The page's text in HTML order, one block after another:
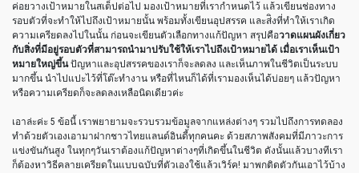
ค่อยวางเป้าหมายในสเต็ปต่อไป มองเป้าหมายที่เรากำหนดไว้ แล้วเขียนช่องทาง
รอบตัวที่จะทำให้ไปถึงเป้าหมายนั้น พร้อมทั้งเขียนอุปสรรค และส่ิงที่ทำให้เราเกิด
ความเครียดลงไปในนั้น ก่อนจะเขียนตัวเลือกทางแก้ปัญหา สรุปคือวาดแผนผังเกี่ยว
กับสิ่งที่มีอยู่รอบตัวที่สามารถนำมาปรับใช้ให้เราไปถึงเป้าหมายได้ เมื่อเราเห็นเป้า
หมายใหญ่ขึ้นปัญหาและอุปสรรคของเราก็จะลดลง และเห็นภาพในชีวิตเป็นระบบ
มากขึ้น นำไปแปะไว้ที่โต๊ะทำงาน หรือที่ไหนก็ได้ที่เรามองเห็นได้บ่อยๆ แล้วปัญหา
หรือความเครียดก็จะลดลงเหลือนิดเดียวค่ะ
เอาล่ะค่ะ 5 ข้อนี้ เราพยายามจะรวบรวมข้อมูลจากแหล่งต่างๆ รวมไปถึงการทดลอง
ทำด้วยตัวเองเอามาฝากชาวไทยแลนด์อินดี้ทุกคนคะ ด้วยสภาพสังคมที่มีภาวะการ
แข่งขันกันสูง ในทุกๆวันเราต้องแก้ปัญหาต่างๆที่เกิดขึ้นในชีวิต ดังนั้นแล้วบางทีเรา
ก็ต้องหาวิธีคลายเครียดในแบบฉบับที่ตัวเองใช้แล้วเวิร์ค! มาพกติดตัวกันเอาไว้บ้าง